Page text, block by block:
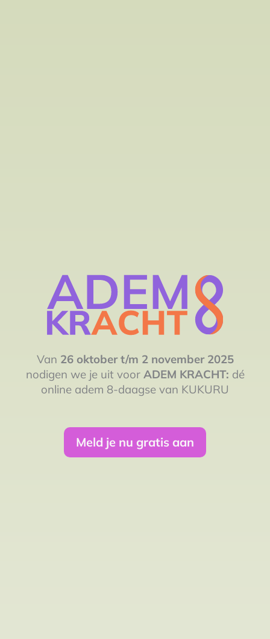
Van 26 oktober t/m 2 november 2025
nodigen we je uit voor ADEM KRACHT: dé
online adem 8-daagse van KUKURU
Meld je nu gratis aan